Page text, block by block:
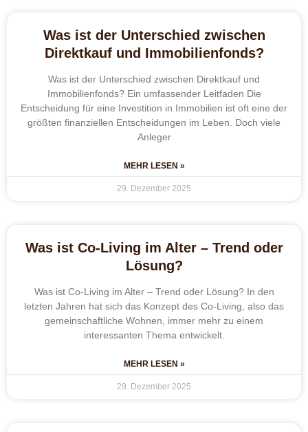
Was ist der Unterschied zwischen
Direktkauf und Immobilienfonds?
Was ist der Unterschied zwischen Direktkauf und
Immobilienfonds? Ein umfassender Leitfaden Die
Entscheidung für eine Investition in Immobilien ist oft eine der
größten finanziellen Entscheidungen im Leben. Doch viele
Anleger
MEHR LESEN »
29. Dezember 2025
Was ist Co-Living im Alter – Trend oder
Lösung?
Was ist Co-Living im Alter – Trend oder Lösung? In den
letzten Jahren hat sich das Konzept des Co-Living, also das
gemeinschaftliche Wohnen, immer mehr zu einem
interessanten Thema entwickelt.
MEHR LESEN »
29. Dezember 2025